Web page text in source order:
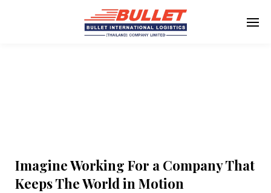
Imagine Working For a Company That
Keeps The World in Motion